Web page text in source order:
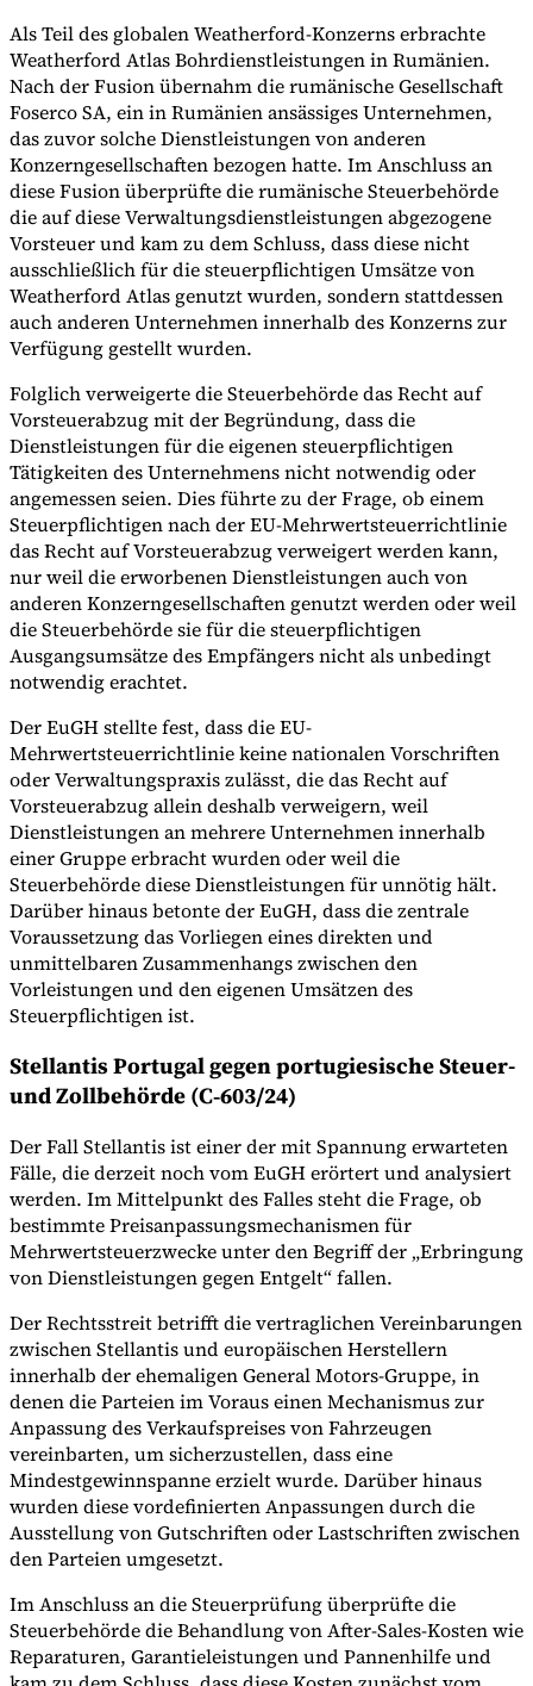
Als Teil des globalen Weatherford-Konzerns erbrachte
Weatherford Atlas Bohrdienstleistungen in Rumänien.
Nach der Fusion übernahm die rumänische Gesellschaft
Foserco SA, ein in Rumänien ansässiges Unternehmen,
das zuvor solche Dienstleistungen von anderen
Konzerngesellschaften bezogen hatte. Im Anschluss an
diese Fusion überprüfte die rumänische Steuerbehörde
die auf diese Verwaltungsdienstleistungen abgezogene
Vorsteuer und kam zu dem Schluss, dass diese nicht
ausschließlich für die steuerpflichtigen Umsätze von
Weatherford Atlas genutzt wurden, sondern stattdessen
auch anderen Unternehmen innerhalb des Konzerns zur
Verfügung gestellt wurden.
Folglich verweigerte die Steuerbehörde das Recht auf
Vorsteuerabzug mit der Begründung, dass die
Dienstleistungen für die eigenen steuerpflichtigen
Tätigkeiten des Unternehmens nicht notwendig oder
angemessen seien. Dies führte zu der Frage, ob einem
Steuerpflichtigen nach der EU-Mehrwertsteuerrichtlinie
das Recht auf Vorsteuerabzug verweigert werden kann,
nur weil die erworbenen Dienstleistungen auch von
anderen Konzerngesellschaften genutzt werden oder weil
die Steuerbehörde sie für die steuerpflichtigen
Ausgangsumsätze des Empfängers nicht als unbedingt
notwendig erachtet.
Der EuGH stellte fest, dass die EU-
Mehrwertsteuerrichtlinie keine nationalen Vorschriften
oder Verwaltungspraxis zulässt, die das Recht auf
Vorsteuerabzug allein deshalb verweigern, weil
Dienstleistungen an mehrere Unternehmen innerhalb
einer Gruppe erbracht wurden oder weil die
Steuerbehörde diese Dienstleistungen für unnötig hält.
Darüber hinaus betonte der EuGH, dass die zentrale
Voraussetzung das Vorliegen eines direkten und
unmittelbaren Zusammenhangs zwischen den
Vorleistungen und den eigenen Umsätzen des
Steuerpflichtigen ist.
Stellantis Portugal gegen portugiesische Steuer-
und Zollbehörde (C‑603/24)
Der Fall Stellantis ist einer der mit Spannung erwarteten
Fälle, die derzeit noch vom EuGH erörtert und analysiert
werden. Im Mittelpunkt des Falles steht die Frage, ob
bestimmte Preisanpassungsmechanismen für
Mehrwertsteuerzwecke unter den Begriff der „Erbringung
von Dienstleistungen gegen Entgelt“ fallen.
Der Rechtsstreit betrifft die vertraglichen Vereinbarungen
zwischen Stellantis und europäischen Herstellern
innerhalb der ehemaligen General Motors-Gruppe, in
denen die Parteien im Voraus einen Mechanismus zur
Anpassung des Verkaufspreises von Fahrzeugen
vereinbarten, um sicherzustellen, dass eine
Mindestgewinnspanne erzielt wurde. Darüber hinaus
wurden diese vordefinierten Anpassungen durch die
Ausstellung von Gutschriften oder Lastschriften zwischen
den Parteien umgesetzt.
Im Anschluss an die Steuerprüfung überprüfte die
Steuerbehörde die Behandlung von After-Sales-Kosten wie
Reparaturen, Garantieleistungen und Pannenhilfe und